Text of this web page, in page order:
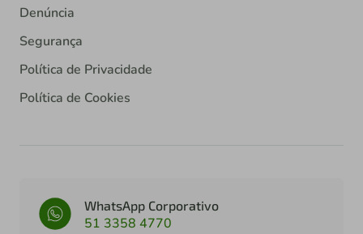
Denúncia
Segurança
Política de Privacidade
Política de Cookies
WhatsApp Corporativo
51 3358 4770